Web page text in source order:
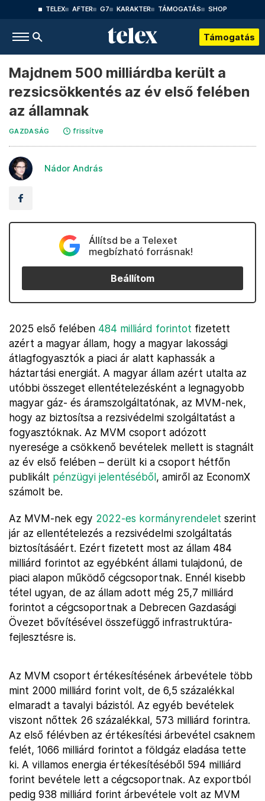
TELEX AFTER G7 KARAKTER TÁMOGATÁS SHOP
Támogatás
Majdnem 500 milliárdba került a
rezsicsökkentés az év első felében
az államnak
GAZDASÁG frissítve
Nádor András
Állítsd be a Telexet
megbízható forrásnak!
Beállítom
2025 első felében 484 milliárd forintot fizetett
azért a magyar állam, hogy a magyar lakossági
átlagfogyasztók a piaci ár alatt kaphassák a
háztartási energiát. A magyar állam azért utalta az
utóbbi összeget ellentételezésként a legnagyobb
magyar gáz- és áramszolgáltatónak, az MVM-nek,
hogy az biztosítsa a rezsivédelmi szolgáltatást a
fogyasztóknak. Az MVM csoport adózott
nyeresége a csökkenő bevételek mellett is stagnált
az év első felében – derült ki a csoport hétfőn
publikált pénzügyi jelentéséből, amiről az EconomX
számolt be.
Az MVM-nek egy 2022-es kormányrendelet szerint
jár az ellentételezés a rezsivédelmi szolgáltatás
biztosításáért. Ezért fizetett most az állam 484
milliárd forintot az egyébként állami tulajdonú, de
piaci alapon működő cégcsoportnak. Ennél kisebb
tétel ugyan, de az állam adott még 25,7 milliárd
forintot a cégcsoportnak a Debrecen Gazdasági
Övezet bővítésével összefüggő infrastruktúra-
fejlesztésre is.
Az MVM csoport értékesítésének árbevétele több
mint 2000 milliárd forint volt, de 6,5 százalékkal
elmaradt a tavalyi bázistól. Az egyéb bevételek
viszont nőttek 26 százalékkal, 573 milliárd forintra.
Az első félévben az értékesítési árbevétel csaknem
felét, 1066 milliárd forintot a földgáz eladása tette
ki. A villamos energia értékesítéséből 594 milliárd
forint bevétele lett a cégcsoportnak. Az exportból
pedig 938 milliárd forint árbevétele volt az MVM